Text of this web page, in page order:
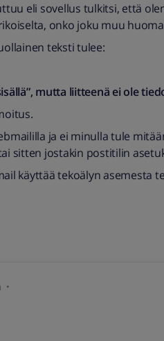
eli sovellus tulkitsi, että
onko joku muu
teksti tulee:
mutta liitteenä ei ole
ja ei minulla tule
sitten jostakin postitilin
käyttää tekoälyn asemesta